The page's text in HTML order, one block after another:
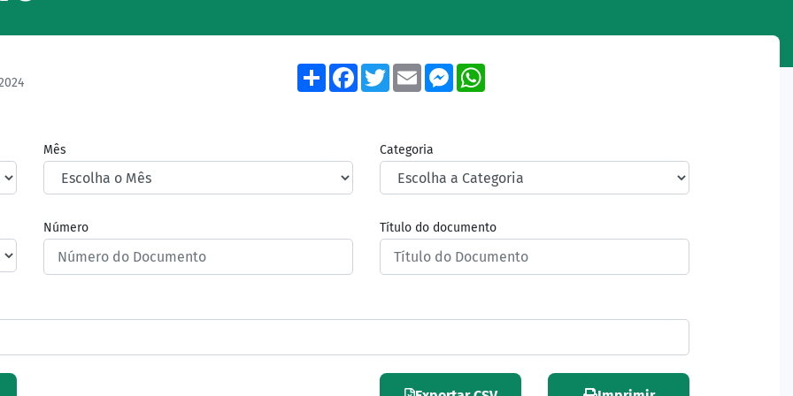
ShareFacebook
TwitterEmailMessenger
Mês Categoria
Número Título do documento